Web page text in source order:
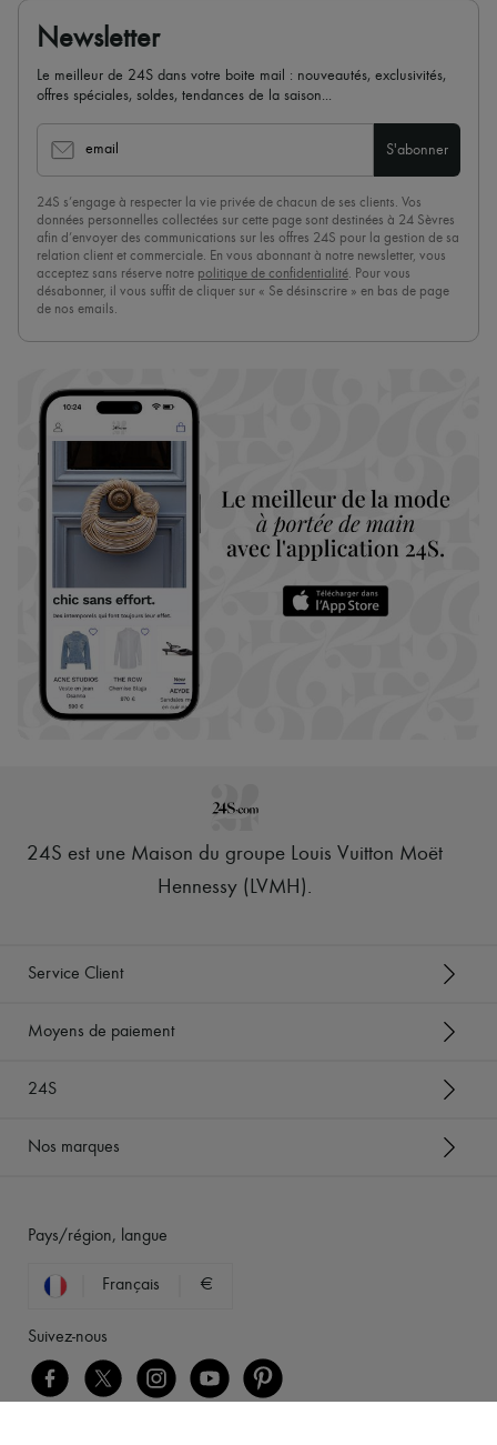
Newsletter
Le meilleur de 24S dans votre boite mail : nouveautés, exclusivités,
offres spéciales, soldes, tendances de la saison...
email S'abonner
24S s’engage à respecter la vie privée de chacun de ses clients. Vos
données personnelles collectées sur cette page sont destinées à 24 Sèvres
afin d’envoyer des communications sur les offres 24S pour la gestion de sa
relation client et commerciale. En vous abonnant à notre newsletter, vous
acceptez sans réserve notre politique de confidentialité. Pour vous
désabonner, il vous suffit de cliquer sur « Se désinscrire » en bas de page
de nos emails.
24S est une Maison du groupe Louis Vuitton Moët
Hennessy (LVMH).
Service Client
Moyens de paiement
24S
Nos marques
Pays/région, langue
Français €
Suivez-nous